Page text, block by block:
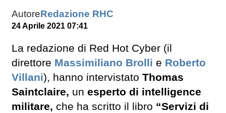
AutoreRedazione RHC
24 Aprile 2021 07:41
La redazione di Red Hot Cyber (il
direttore Massimiliano Brolli e Roberto
Villani), hanno intervistato Thomas
Saintclaire, un esperto di intelligence
militare, che ha scritto il libro “Servizi di